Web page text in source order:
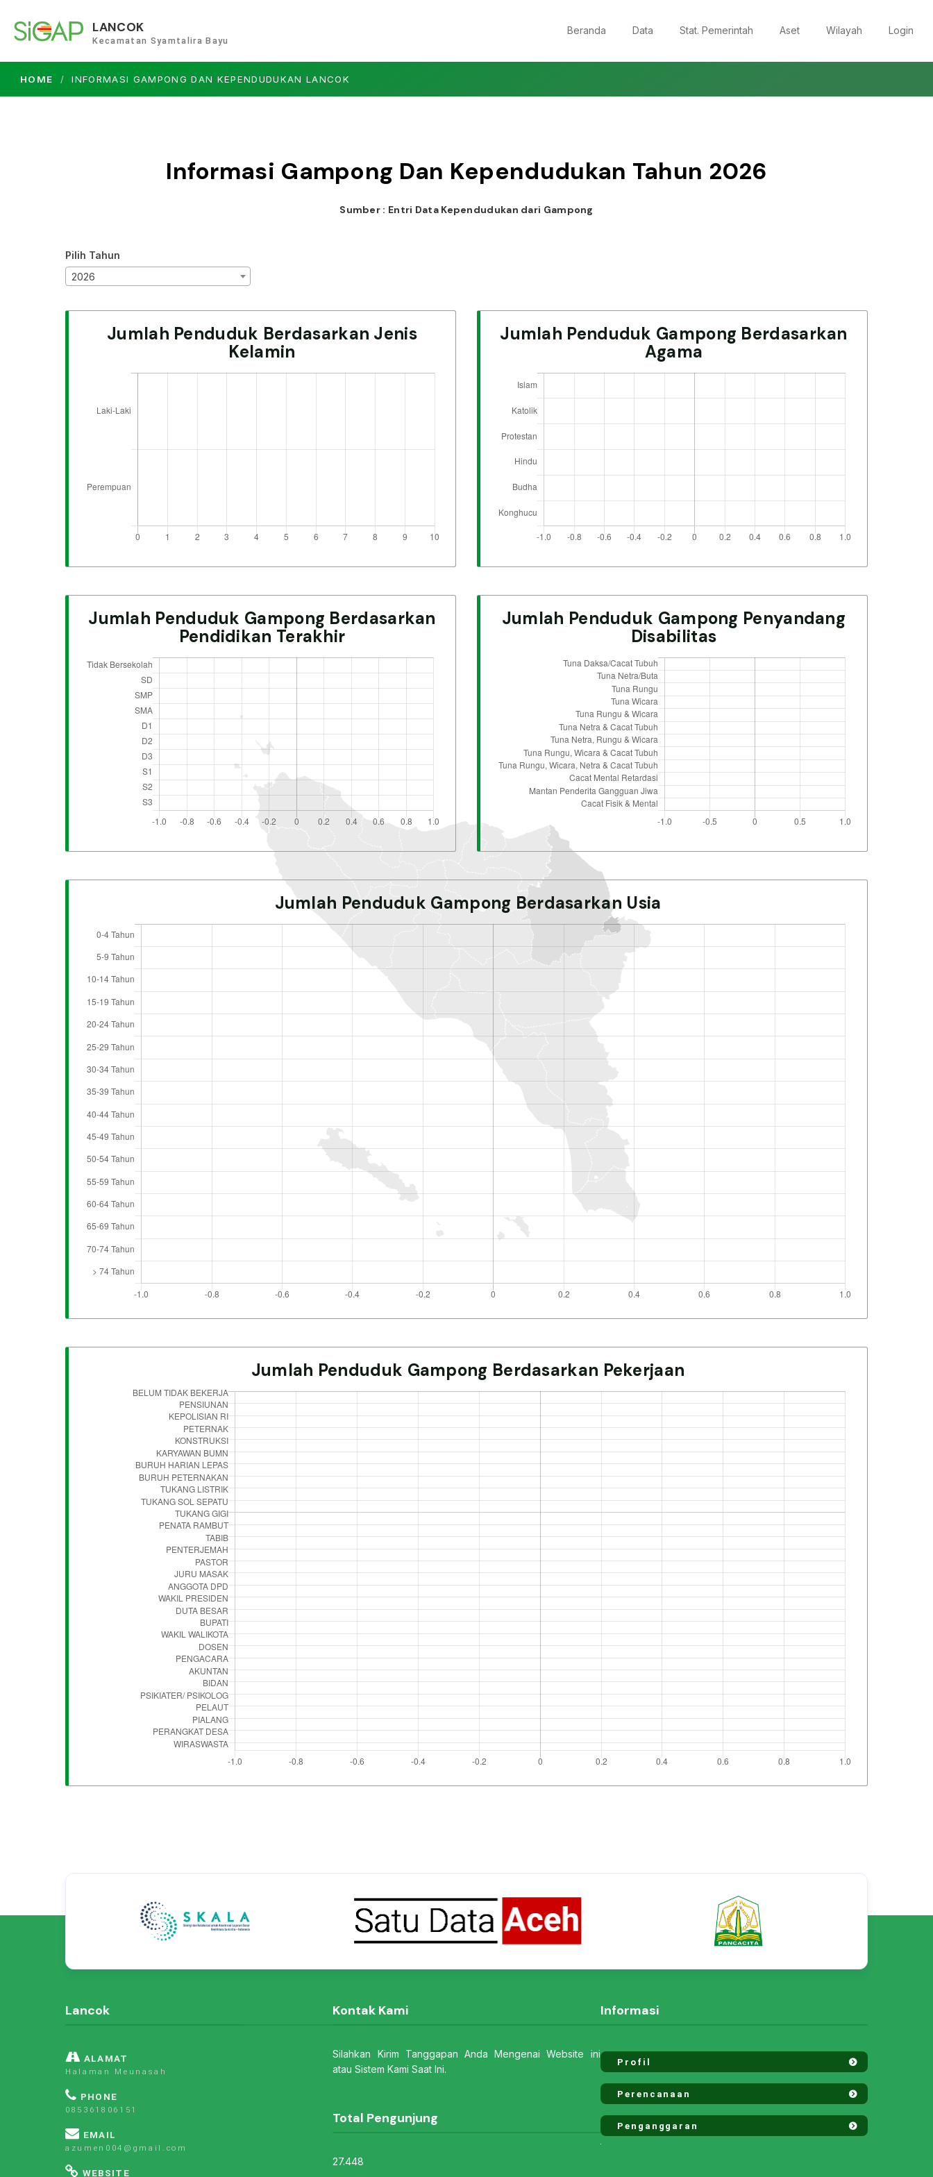
LANCOK
Kecamatan Syamtalira Bayu
Beranda Data Stat. Pemerintah Aset Wilayah Login
HOME INFORMASI GAMPONG DAN KEPENDUDUKAN LANCOK
Informasi Gampong Dan Kependudukan Tahun 2026
Sumber : Entri Data Kependudukan dari Gampong
Pilih Tahun
2026
Jumlah Penduduk Berdasarkan Jenis
Kelamin
Jumlah Penduduk Gampong Berdasarkan
Agama
Jumlah Penduduk Gampong Berdasarkan
Pendidikan Terakhir
Jumlah Penduduk Gampong Penyandang
Disabilitas
Jumlah Penduduk Gampong Berdasarkan Usia
Jumlah Penduduk Gampong Berdasarkan Pekerjaan
Lancok
ALAMAT
Halaman Meunasah
PHONE
085361806151
EMAIL
azumen004@gmail.com
WEBSITE
Kontak Kami
Silahkan Kirim Tanggapan Anda Mengenai Website ini
atau Sistem Kami Saat Ini.
Total Pengunjung
27.448
Informasi
Profil
Perencanaan
Penganggaran